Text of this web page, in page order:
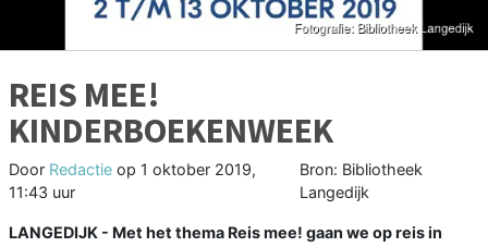
REIS MEE!
KINDERBOEKENWEEK
Door Redactie op 1 oktober 2019,
11:43 uur
Bron: Bibliotheek
Langedijk
LANGEDIJK - Met het thema Reis mee! gaan we op reis in